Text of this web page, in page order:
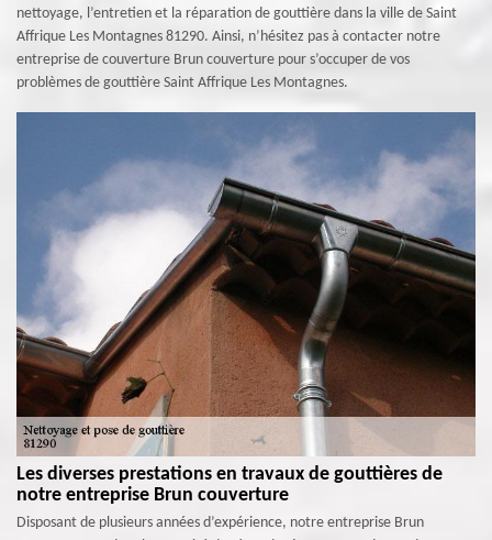
nettoyage, l’entretien et la réparation de gouttière dans la ville de Saint
Affrique Les Montagnes 81290. Ainsi, n’hésitez pas à contacter notre
entreprise de couverture Brun couverture pour s’occuper de vos
problèmes de gouttière Saint Affrique Les Montagnes.
Les diverses prestations en travaux de gouttières de
notre entreprise Brun couverture
Disposant de plusieurs années d’expérience, notre entreprise Brun